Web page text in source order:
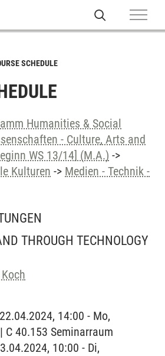
SCHEDULE
Humanities & Social
- Culture, Arts and
WS 13/14] (M.A.) ->
Kulturen -> Medien - Technik -
THROUGH TECHNOLOGY
14:00 - Mo,
C 40.153 Seminarraum
10:00 - Di,